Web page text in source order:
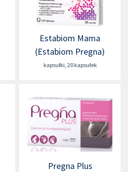
Estabiom Mama
(Estabiom Pregna)
kapsułki, 20 kapsułek
Pregna Plus